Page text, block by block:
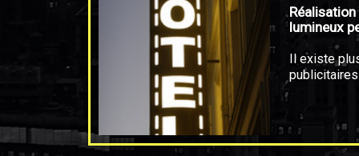
lumineux
Il existe
publicitaires